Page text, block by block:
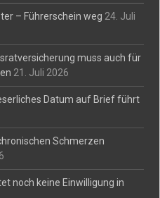
– Führerschein weg 24. Juli
muss auch für
21. Juli 2026
Datum auf Brief führt
Schmerzen
noch keine Einwilligung in